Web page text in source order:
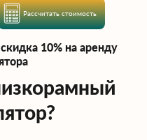
Рассчитать стоимость
10% на аренду